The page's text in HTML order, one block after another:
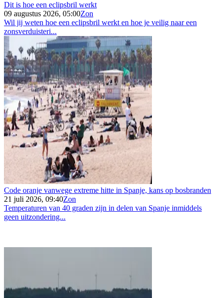
Dit is hoe een eclipsbril werkt
09 augustus 2026, 05:00Zon
Wil jij weten hoe een eclipsbril werkt en hoe je veilig naar een
zonsverduisteri...
Code oranje vanwege extreme hitte in Spanje, kans op bosbranden
21 juli 2026, 09:40Zon
Temperaturen van 40 graden zijn in delen van Spanje inmiddels
geen uitzondering...